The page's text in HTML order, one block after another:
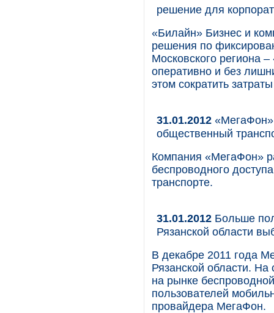
решение для
«Билайн» Бизнес и
решения по
Московского региона
оперативно и без
этом сократить
31.01.2012 «МегаФон»
общественный
Компания «МегаФон»
беспроводного
транспорте.
31.01.2012 Больше
Рязанской области
В декабре 2011 года
Рязанской области.
на рынке
пользователей
провайдера МегаФон.